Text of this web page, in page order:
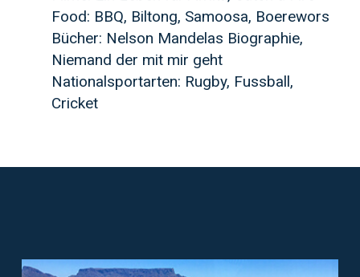
Food: BBQ, Biltong, Samoosa, Boerewors
Bücher: Nelson Mandelas Biographie,
Niemand der mit mir geht
Nationalsportarten: Rugby, Fussball,
Cricket